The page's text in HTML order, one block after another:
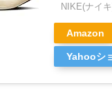
NIKE(ナイ
Amazon
Yahooシ